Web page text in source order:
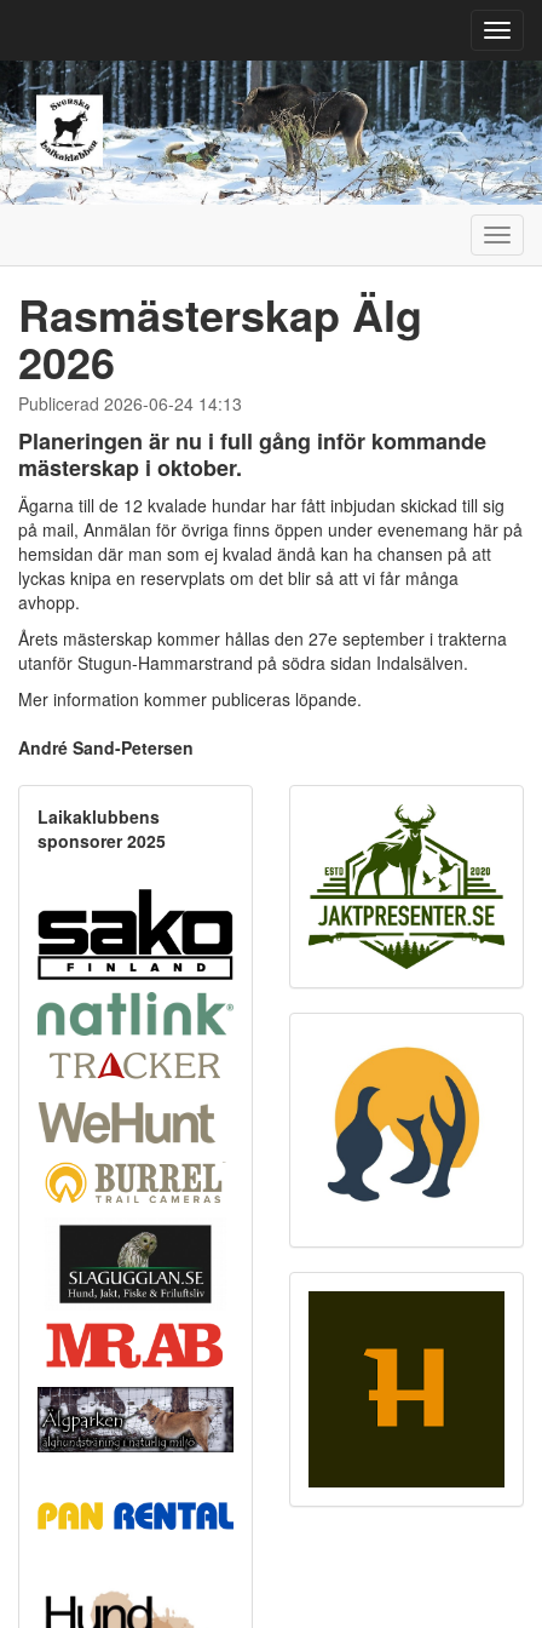
Rasmästerskap Älg
2026
Publicerad 2026-06-24 14:13
Planeringen är nu i full gång inför kommande
mästerskap i oktober.
Ägarna till de 12 kvalade hundar har fått inbjudan skickad till sig
på mail, Anmälan för övriga finns öppen under evenemang här på
hemsidan där man som ej kvalad ändå kan ha chansen på att
lyckas knipa en reservplats om det blir så att vi får många
avhopp.
Årets mästerskap kommer hållas den 27e september i trakterna
utanför Stugun-Hammarstrand på södra sidan Indalsälven.
Mer information kommer publiceras löpande.
André Sand-Petersen
Laikaklubbens
sponsorer 2025